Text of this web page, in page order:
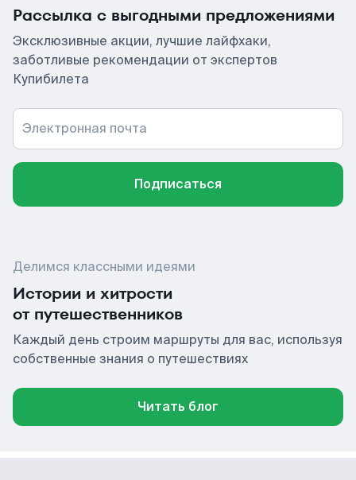
Рассылка с выгодными предложениями
Эксклюзивные акции, лучшие лайфхаки,
заботливые рекомендации от экспертов
Купибилета
Электронная почта
Подписаться
Делимся классными идеями
Истории и хитрости
от путешественников
Каждый день строим маршруты для вас, используя
собственные знания о путешествиях
Читать блог